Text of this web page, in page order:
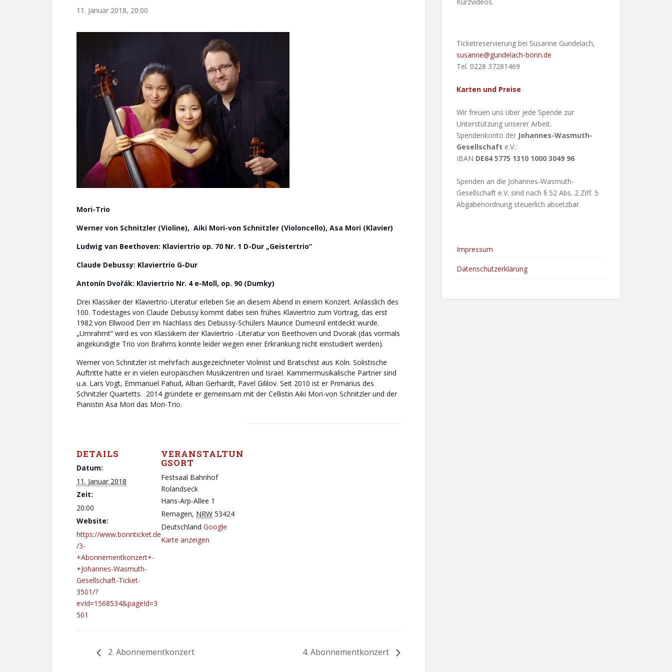
11. Januar 2018, 20:00
Mori-Trio
Werner von Schnitzler (Violine), Aiki Mori-von Schnitzler (Violoncello), Asa Mori (Klavier)
Ludwig van Beethoven: Klaviertrio op. 70 Nr. 1 D-Dur „Geistertrio“
Claude Debussy: Klaviertrio G-Dur
Antonín Dvořák: Klaviertrio Nr. 4 e-Moll, op. 90 (Dumky)
Drei Klassiker der Klaviertrio-Literatur erleben Sie an diesem Abend in einem Konzert. Anlässlich des
100. Todestages von Claude Debussy kommt dabei sein frühes Klaviertrio zum Vortrag, das erst
1982 von Ellwood Derr im Nachlass des Debussy-Schülers Maurice Dumesnil entdeckt wurde.
„Umrahmt“ wird es von Klassikern der Klaviertrio -Literatur von Beethoven und Dvorak (das vormals
angekündigte Trio von Brahms konnte leider wegen einer Erkrankung nicht einstudiert werden).
Werner von Schnitzler ist mehrfach ausgezeichneter Violinist und Bratschist aus Köln. Solistische
Auftritte hatte er in vielen europäischen Musikzentren und Israel. Kammermusikalische Partner sind
u.a. Lars Vogt, Emmanuel Pahud, Alban Gerhardt, Pavel Gililov. Seit 2010 ist er Primarius des
Schnitzler Quartetts. 2014 gründete er gemeinsam mit der Cellistin Aiki Mori-von Schnitzler und der
Pianistin Asa Mori das Mori-Trio.
DETAILS
Datum:
11. Januar 2018
Zeit:
20:00
Website:
https://www.bonnticket.de
/3-
+Abonnementkonzert+-
+Johannes-Wasmuth-
Gesellschaft-Ticket-
3501/?
evId=1568534&pageId=3
501
VERANSTALTUN
GSORT
Festsaal Bahnhof
Rolandseck
Hans-Arp-Allee 1
Remagen, NRW 53424
Deutschland Google
Karte anzeigen
2. Abonnementkonzert 4. Abonnementkonzert
Ticketreservierung bei Susanne Gundelach,
susanne@gundelach-bonn.de
Tel. 0228 37281469
Karten und Preise
Wir freuen uns über jede Spende zur
Unterstützung unserer Arbeit.
Spendenkonto der Johannes-Wasmuth-
Gesellschaft e.V.:
IBAN DE64 5775 1310 1000 3049 96
Spenden an die Johannes-Wasmuth-
Gesellschaft e.V. sind nach § 52 Abs. 2 Ziff. 5
Abgabenordnung steuerlich absetzbar.
Impressum
Datenschutzerklärung